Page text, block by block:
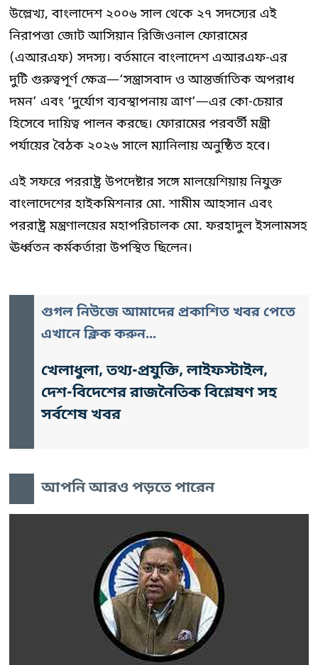
উল্লেখ্য, বাংলাদেশ ২০০৬ সাল থেকে ২৭ সদস্যের এই
নিরাপত্তা জোট আসিয়ান রিজিওনাল ফোরামের
(এআরএফ) সদস্য। বর্তমানে বাংলাদেশ এআরএফ-এর
দুটি গুরুত্বপূর্ণ ক্ষেত্র—‘সন্ত্রাসবাদ ও আন্তর্জাতিক অপরাধ
দমন’ এবং ‘দুর্যোগ ব্যবস্থাপনায় ত্রাণ’—এর কো-চেয়ার
হিসেবে দায়িত্ব পালন করছে। ফোরামের পরবর্তী মন্ত্রী
পর্যায়ের বৈঠক ২০২৬ সালে ম্যানিলায় অনুষ্ঠিত হবে।
এই সফরে পররাষ্ট্র উপদেষ্টার সঙ্গে মালয়েশিয়ায় নিযুক্ত
বাংলাদেশের হাইকমিশনার মো. শামীম আহসান এবং
পররাষ্ট্র মন্ত্রণালয়ের মহাপরিচালক মো. ফরহাদুল ইসলামসহ
ঊর্ধ্বতন কর্মকর্তারা উপস্থিত ছিলেন।
গুগল নিউজে আমাদের প্রকাশিত খবর পেতে
এখানে ক্লিক করুন...
খেলাধুলা, তথ্য-প্রযুক্তি, লাইফস্টাইল,
দেশ-বিদেশের রাজনৈতিক বিশ্লেষণ সহ
সর্বশেষ খবর
আপনি আরও পড়তে পারেন